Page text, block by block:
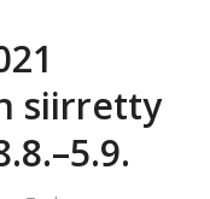
siirretty